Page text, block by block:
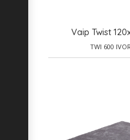
Vaip Twist
TWI 600